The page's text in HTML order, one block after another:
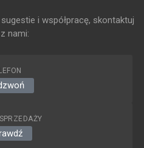
i współpracę, skontaktuj
nami: